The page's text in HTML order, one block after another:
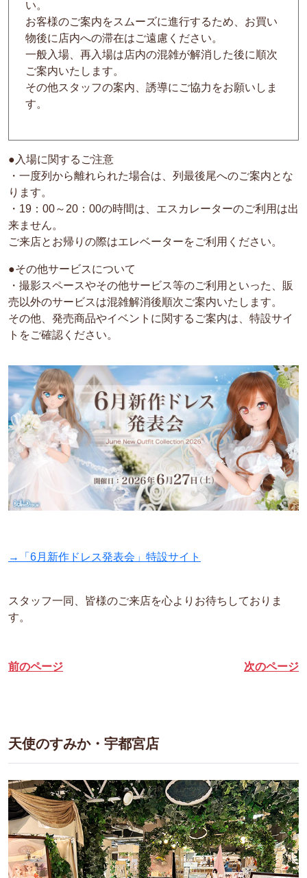
い。
お客様のご案内をスムーズに進行するため、お買い
物後に店内への滞在はご遠慮ください。
一般入場、再入場は店内の混雑が解消した後に順次
ご案内いたします。
その他スタッフの案内、誘導にご協力をお願いしま
す。
●入場に関するご注意
・一度列から離れられた場合は、列最後尾へのご案内とな
ります。
・19：00～20：00の時間は、エスカレーターのご利用は出
来ません。
ご来店とお帰りの際はエレベーターをご利用ください。
●その他サービスについて
・撮影スペースやその他サービス等のご利用といった、販
売以外のサービスは混雑解消後順次ご案内いたします。
その他、発売商品やイベントに関するご案内は、特設サイ
トをご確認ください。
→「6月新作ドレス発表会」特設サイト
スタッフ一同、皆様のご来店を心よりお待ちしておりま
す。
前のページ 次のページ
天使のすみか・宇都宮店